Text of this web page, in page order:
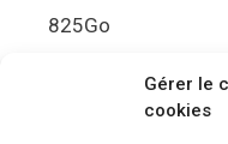
Gérer le
cookies
825Go
5.5Gbit/s de
Disque de jeu PS5